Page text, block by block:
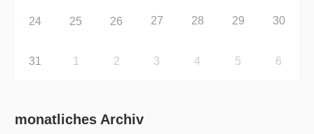
24 25 26 27 28 29 30
31 1 2 3 4 5 6
monatliches Archiv